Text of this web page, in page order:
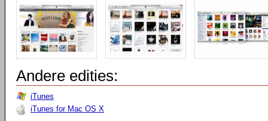
Andere edities:
iTunes
iTunes for Mac OS X